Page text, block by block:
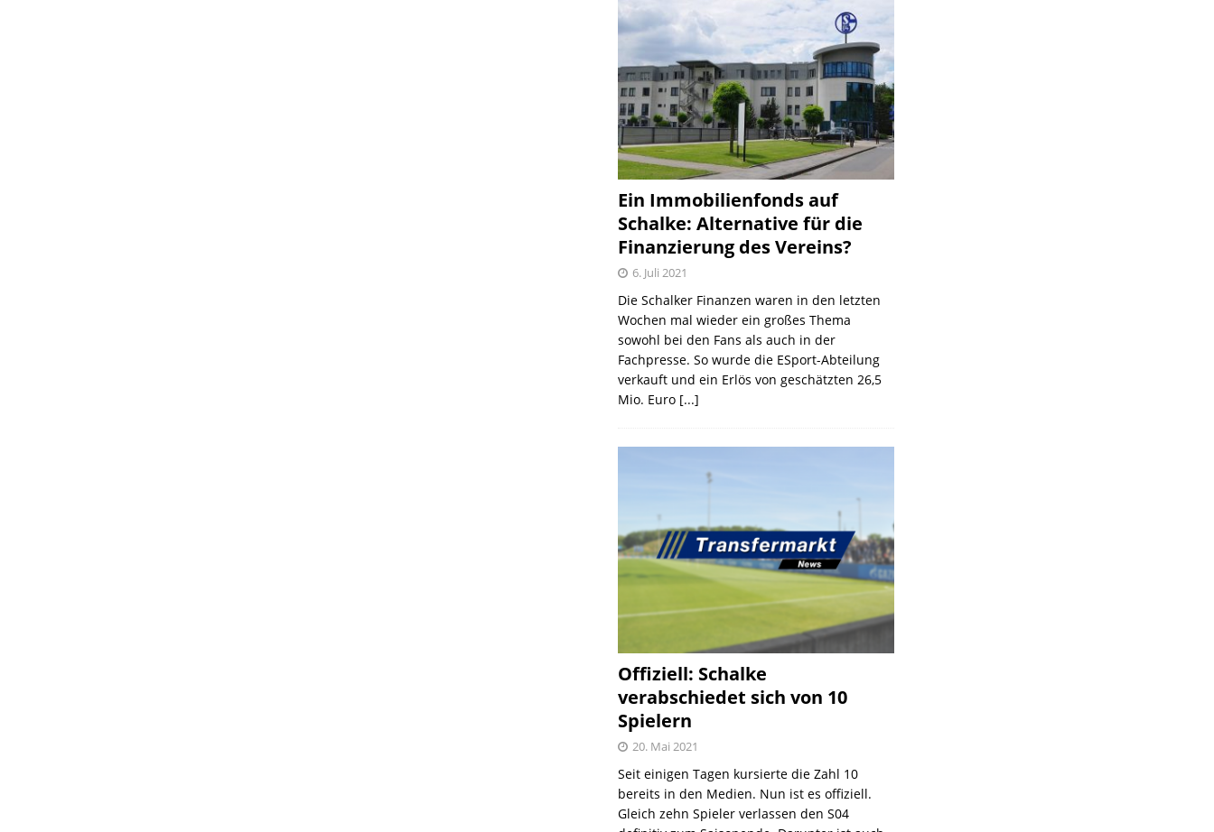
Ein Immobilienfonds auf
Schalke: Alternative für die
Finanzierung des Vereins?
6. Juli 2021
Die Schalker Finanzen waren in den letzten
Wochen mal wieder ein großes Thema
sowohl bei den Fans als auch in der
Fachpresse. So wurde die ESport-Abteilung
verkauft und ein Erlös von geschätzten 26,5
Mio. Euro [...]
Offiziell: Schalke
verabschiedet sich von 10
Spielern
20. Mai 2021
Seit einigen Tagen kursierte die Zahl 10
bereits in den Medien. Nun ist es offiziell.
Gleich zehn Spieler verlassen den S04